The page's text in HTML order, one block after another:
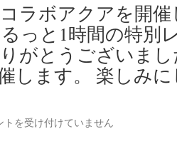
ラボアクアを開
っと1時間の特別
がとうございまし
します。 楽しみ
トを受け付けていません